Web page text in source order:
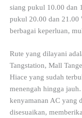
siang pukul 10.00 dan
pukul 20.00 dan 21.00
berbagai keperluan,
Rute yang dilayani
Tangstation, Mall
Hiace yang sudah
menengah hingga
kenyamanan AC yang
disesuaikan,